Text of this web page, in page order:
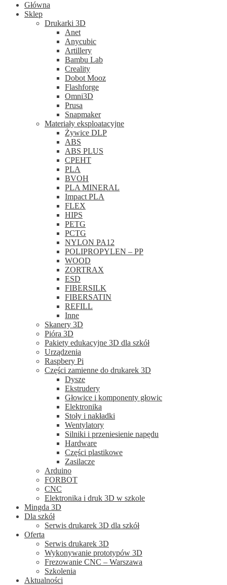
Główna
Sklep
Drukarki 3D
Anet
Anycubic
Artillery
Bambu Lab
Creality
Dobot Mooz
Flashforge
Omni3D
Prusa
Snapmaker
Materiały eksploatacyjne
Żywice DLP
ABS
ABS PLUS
CPEHT
PLA
BVOH
PLA MINERAL
Impact PLA
FLEX
HIPS
PETG
PCTG
NYLON PA12
POLIPROPYLEN – PP
WOOD
ZORTRAX
ESD
FIBERSILK
FIBERSATIN
REFILL
Inne
Skanery 3D
Pióra 3D
Pakiety edukacyjne 3D dla szkół
Urządzenia
Raspbery Pi
Części zamienne do drukarek 3D
Dysze
Ekstrudery
Głowice i komponenty głowic
Elektronika
Stoły i nakładki
Wentylatory
Silniki i przeniesienie napędu
Hardware
Części plastikowe
Zasilacze
Arduino
FORBOT
CNC
Elektronika i druk 3D w szkole
Mingda 3D
Dla szkół
Serwis drukarek 3D dla szkół
Oferta
Serwis drukarek 3D
Wykonywanie prototypów 3D
Frezowanie CNC – Warszawa
Szkolenia
Aktualności